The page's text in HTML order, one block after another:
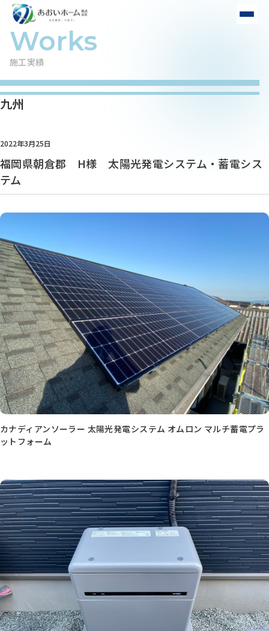
施工実績
九州
2022年3月25日
福岡県朝倉郡 H様 太陽光発電システム・蓄電シス
テム
カナディアンソーラー 太陽光発電システム オムロン マルチ蓄電プラ
ットフォーム